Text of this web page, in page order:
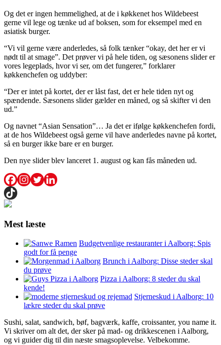
Og det er ingen hemmelighed, at de i køkkenet hos Wildebeest
gerne vil lege og tænke ud af boksen, som for eksempel med en
asiatisk burger.
“Vi vil gerne være anderledes, så folk tænker “okay, det her er vi
nødt til at smage”. Det prøver vi på hele tiden, og sæsonens slider er
vores legeplads, hvor vi ser, om det fungerer,” forklarer
køkkenchefen og uddyber:
“Der er intet på kortet, der er låst fast, det er hele tiden nyt og
spændende. Sæsonens slider gælder en måned, og så skifter vi den
ud.”
Og navnet “Asian Sensation”… Ja det er ifølge køkkenchefen fordi,
at de hos Wildebeest også gerne vil have anderledes navne på kortet,
så en burger ikke bare er en burger.
Den nye slider blev lanceret 1. august og kan fås måneden ud.
Mest læste
Budgetvenlige restauranter i Aalborg: Spis
godt for få penge
Brunch i Aalborg: Disse steder skal
du prøve
Pizza i Aalborg: 8 steder du skal
kende!
Stjerneskud i Aalborg: 10
lækre steder du skal prøve
Sushi, salat, sandwich, bøf, bagværk, kaffe, croissanter, you name it.
Vi skriver om alt det, der sker på mad- og drikkescenen i Aalborg,
og vi guider dig til din næste smagsoplevelse. Velbekomme.